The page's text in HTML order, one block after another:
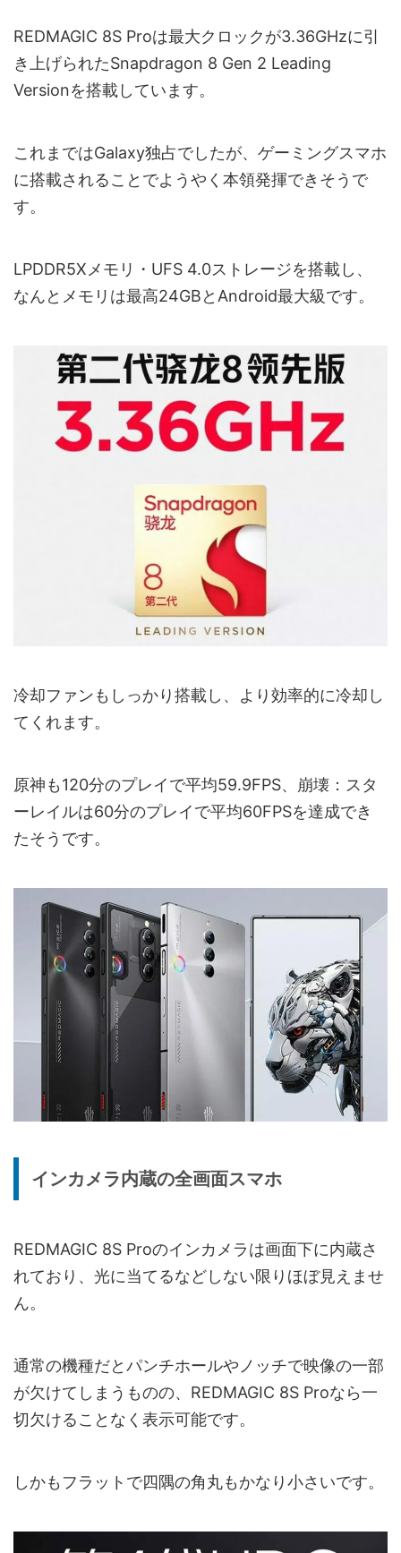
REDMAGIC 8S Proは最大クロックが3.36GHzに引
き上げられたSnapdragon 8 Gen 2 Leading
Versionを搭載しています。
これまではGalaxy独占でしたが、ゲーミングスマホ
に搭載されることでようやく本領発揮できそうで
す。
LPDDR5Xメモリ・UFS 4.0ストレージを搭載し、
なんとメモリは最高24GBとAndroid最大級です。
冷却ファンもしっかり搭載し、より効率的に冷却し
てくれます。
原神も120分のプレイで平均59.9FPS、崩壊：スタ
ーレイルは60分のプレイで平均60FPSを達成でき
たそうです。
インカメラ内蔵の全画面スマホ
REDMAGIC 8S Proのインカメラは画面下に内蔵さ
れており、光に当てるなどしない限りほぼ見えませ
ん。
通常の機種だとパンチホールやノッチで映像の一部
が欠けてしまうものの、REDMAGIC 8S Proなら一
切欠けることなく表示可能です。
しかもフラットで四隅の角丸もかなり小さいです。